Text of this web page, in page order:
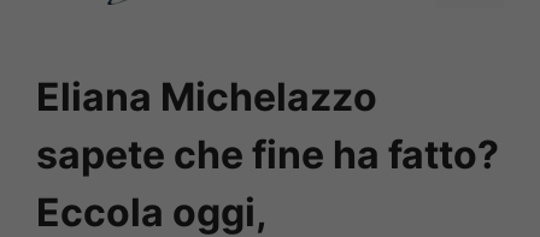
Eliana Michelazzo
sapete che fine ha fatto?
Eccola oggi,